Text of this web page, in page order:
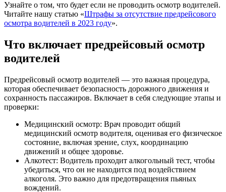
Узнайте о том, что будет если не проводить осмотр водителей.
Читайте нашу статью «Штрафы за отсутствие предрейсового
осмотра водителей в 2023 году».
Что включает предрейсовый осмотр
водителей
Предрейсовый осмотр водителей — это важная процедура,
которая обеспечивает безопасность дорожного движения и
сохранность пассажиров. Включает в себя следующие этапы и
проверки:
Медицинский осмотр: Врач проводит общий
медицинский осмотр водителя, оценивая его физическое
состояние, включая зрение, слух, координацию
движений и общее здоровье.
Алкотест: Водитель проходит алкогольный тест, чтобы
убедиться, что он не находится под воздействием
алкоголя. Это важно для предотвращения пьяных
вождений.